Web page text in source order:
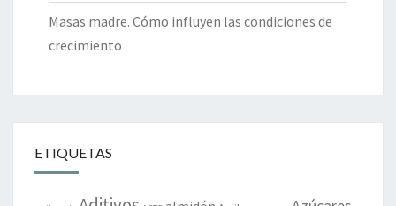
Masas madre. Cómo influyen las condiciones de
crecimiento
ETIQUETAS